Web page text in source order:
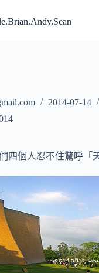
2014-07-14
四個人忍不住驚呼「